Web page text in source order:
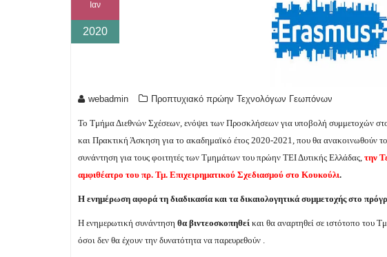
Ιαν
2020
webadmin Προπτυχιακό πρώην Τεχνολόγων Γεωπόνων
Το Τμήμα Διεθνών Σχέσεων, ενόψει των Προσκλήσεων για υποβολή συμμετοχών
και Πρακτική Άσκηση για το ακαδημαϊκό έτος 2020-2021, που θα ανακοινωθούν
συνάντηση για τους φοιτητές των Τμημάτων του πρώην ΤΕΙ Δυτικής Ελλάδας, την
αμφιθέατρο του πρ. Τμ. Επιχειρηματικού Σχεδιασμού στο Κουκούλι.
Η ενημέρωση αφορά τη διαδικασία και τα δικαιολογητικά συμμετοχής στο
Η ενημερωτική συνάντηση θα βιντεοσκοπηθεί και θα αναρτηθεί σε ιστότοπο του
όσοι δεν θα έχουν την δυνατότητα να παρευρεθούν .